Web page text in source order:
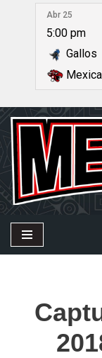
contenido
Abr 25
5:00 pm
Gallos